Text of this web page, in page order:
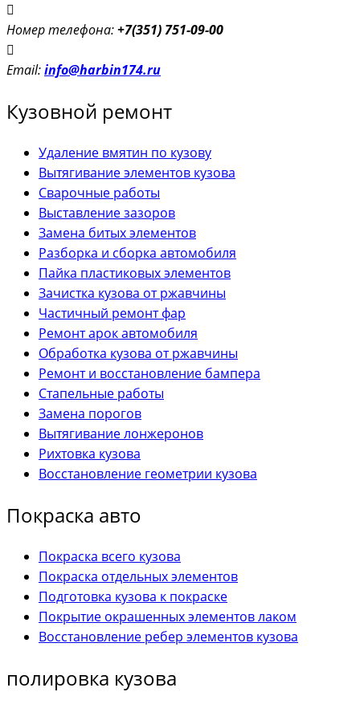
Номер телефона:+7(351) 751-09-00
Email:info@harbin174.ru
Кузовной ремонт
Удаление вмятин по кузову
Вытягивание элементов кузова
Сварочные работы
Выставление зазоров
Замена битых элементов
Разборка и сборка автомобиля
Пайка пластиковых элементов
Зачистка кузова от ржавчины
Частичный ремонт фар
Ремонт арок автомобиля
Обработка кузова от ржавчины
Ремонт и восстановление бампера
Стапельные работы
Замена порогов
Вытягивание лонжеронов
Рихтовка кузова
Восстановление геометрии кузова
Покраска авто
Покраска всего кузова
Покраска отдельных элементов
Подготовка кузова к покраске
Покрытие окрашенных элементов лаком
Восстановление ребер элементов кузова
полировка кузова